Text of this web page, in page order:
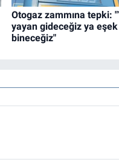
Otogaz zammına tepki:
yayan gideceğiz ya eşek
bineceğiz"